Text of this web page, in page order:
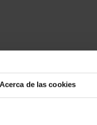
Acerca de las cookies